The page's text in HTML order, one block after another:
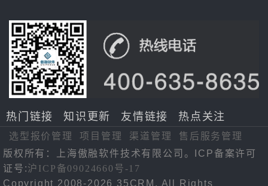
热门链接 知识更新 友情链接 热点关注
选型报价管理 项目管理 渠道管理
售后服务管理
版权所有：上海傲融软件技术有限公司。ICP备案许可
证号:沪ICP备09024660号-17
Copyright 2008-2026 35CRM. All Rights